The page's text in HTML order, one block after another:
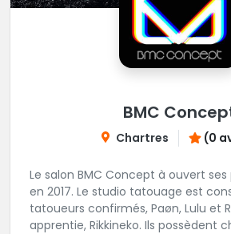
BMC
Chartres (0
Le salon BMC Concept à ouvert
en 2017. Le studio tatouage est
tatoueurs confirmés, Paøn, Lulu et
apprentie, Rikkineko. Ils possèdent